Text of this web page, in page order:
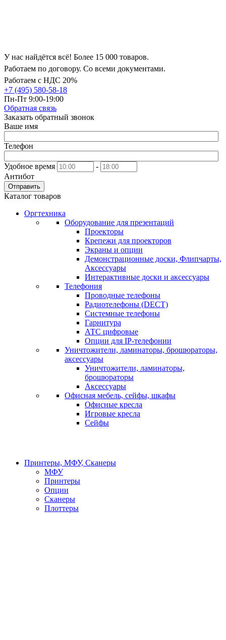
У нас найдётся всё! Более 15 000 товаров.
Работаем по договору. Со всеми документами.
Работаем с НДС 20%
+7 (495) 580-58-18
Пн-Пт 9:00-19:00
Обратная связь
Заказать обратный звонок
Ваше имя
Телефон
Удобное время
-
Антибот
Отправить
Каталог товаров
Оргтехника
Оборудование для презентаций
Проекторы
Крепежи для проекторов
Экраны и опции
Демонстрационные доски, Флипчарты,
Аксессуары
Интерактивные доски и аксессуары
Телефония
Проводные телефоны
Радиотелефоны (DECT)
Системные телефоны
Гарнитура
АТС цифровые
Опции для IP-телефонии
Уничтожители, ламинаторы, брошюраторы,
аксессуары
Уничтожители, ламинаторы,
брошюраторы
Аксессуары
Офисная мебель, сейфы, шкафы
Офисные кресла
Игровые кресла
Сейфы
Принтеры, МФУ, Сканеры
МФУ
Принтеры
Опции
Сканеры
Плоттеры